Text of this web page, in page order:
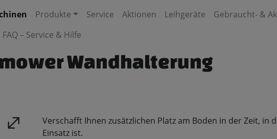
Produkte Service Aktionen Leihgeräte Gebraucht- &
FAQ – Service & Hilfe
Wandhalterung
Verschafft Ihnen zusätzlichen Platz am Boden in der Zeit,
Einsatz ist.